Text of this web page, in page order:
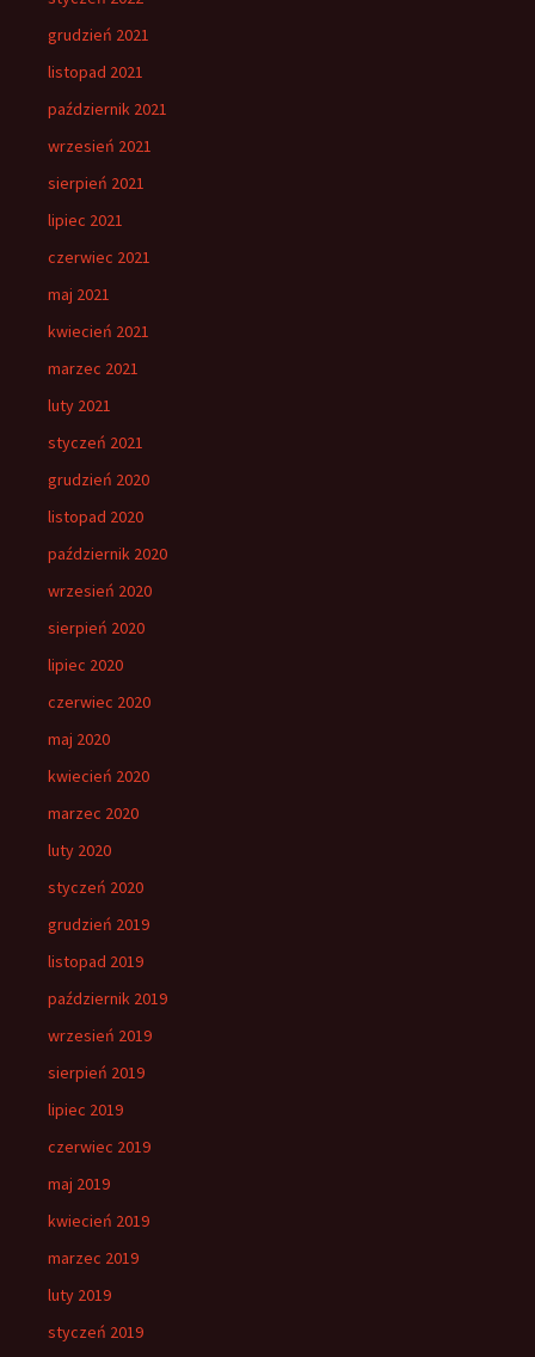
grudzień 2021
listopad 2021
październik 2021
wrzesień 2021
sierpień 2021
lipiec 2021
czerwiec 2021
maj 2021
kwiecień 2021
marzec 2021
luty 2021
styczeń 2021
grudzień 2020
listopad 2020
październik 2020
wrzesień 2020
sierpień 2020
lipiec 2020
czerwiec 2020
maj 2020
kwiecień 2020
marzec 2020
luty 2020
styczeń 2020
grudzień 2019
listopad 2019
październik 2019
wrzesień 2019
sierpień 2019
lipiec 2019
czerwiec 2019
maj 2019
kwiecień 2019
marzec 2019
luty 2019
styczeń 2019